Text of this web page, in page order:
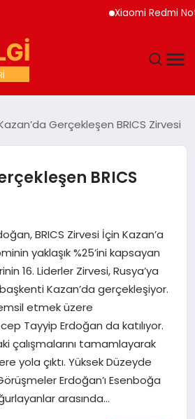
Xiaomi Redmi Note
Gerçekleşen BRICS Zirvesi
BRICS
BRICS Zirvesi İçin Kazan’a
yaklaşık %25’ini kapsayan
16. Liderler Zirvesi, Rusya’ya
Kazan’da gerçekleşiyor.
etmek üzere
Tayyip Erdoğan da katılıyor.
çalışmalarını tamamlayarak
yola çıktı. Yüksek Düzeyde
Erdoğan’ı Esenboğa
arasında…